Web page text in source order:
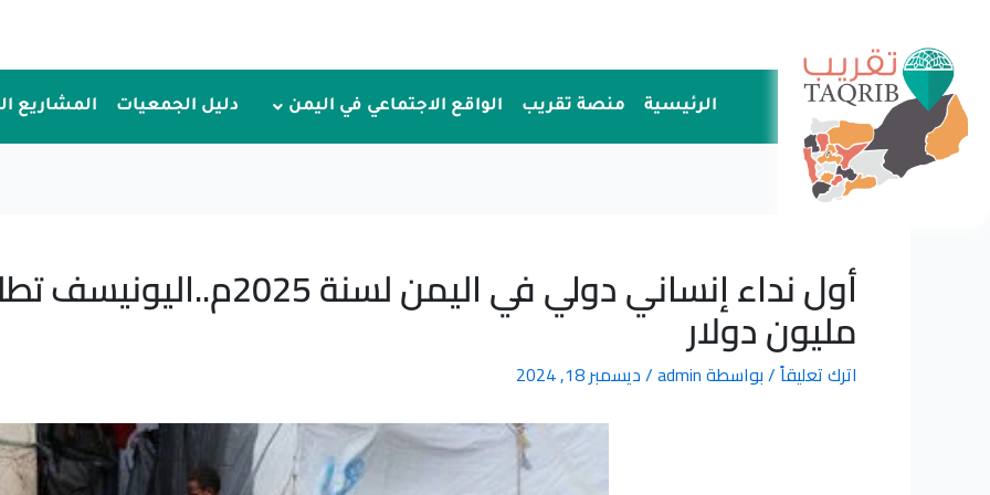
المحتوى
الرئيسية منصة تقريب الواقع الاجتماعي في اليمن دليل الجمعيات المشاريع
مليون دولار
اترك تعليقاً/ بواسطةadmin
/ديسمبر 18, 2024